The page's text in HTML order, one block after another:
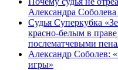
Александра
Судья Суперкубка
красно-белым в
послематчевыми
Александр Соболев:
игры»